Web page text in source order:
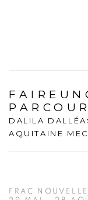
DALILA
AQUITAINE
FRAC